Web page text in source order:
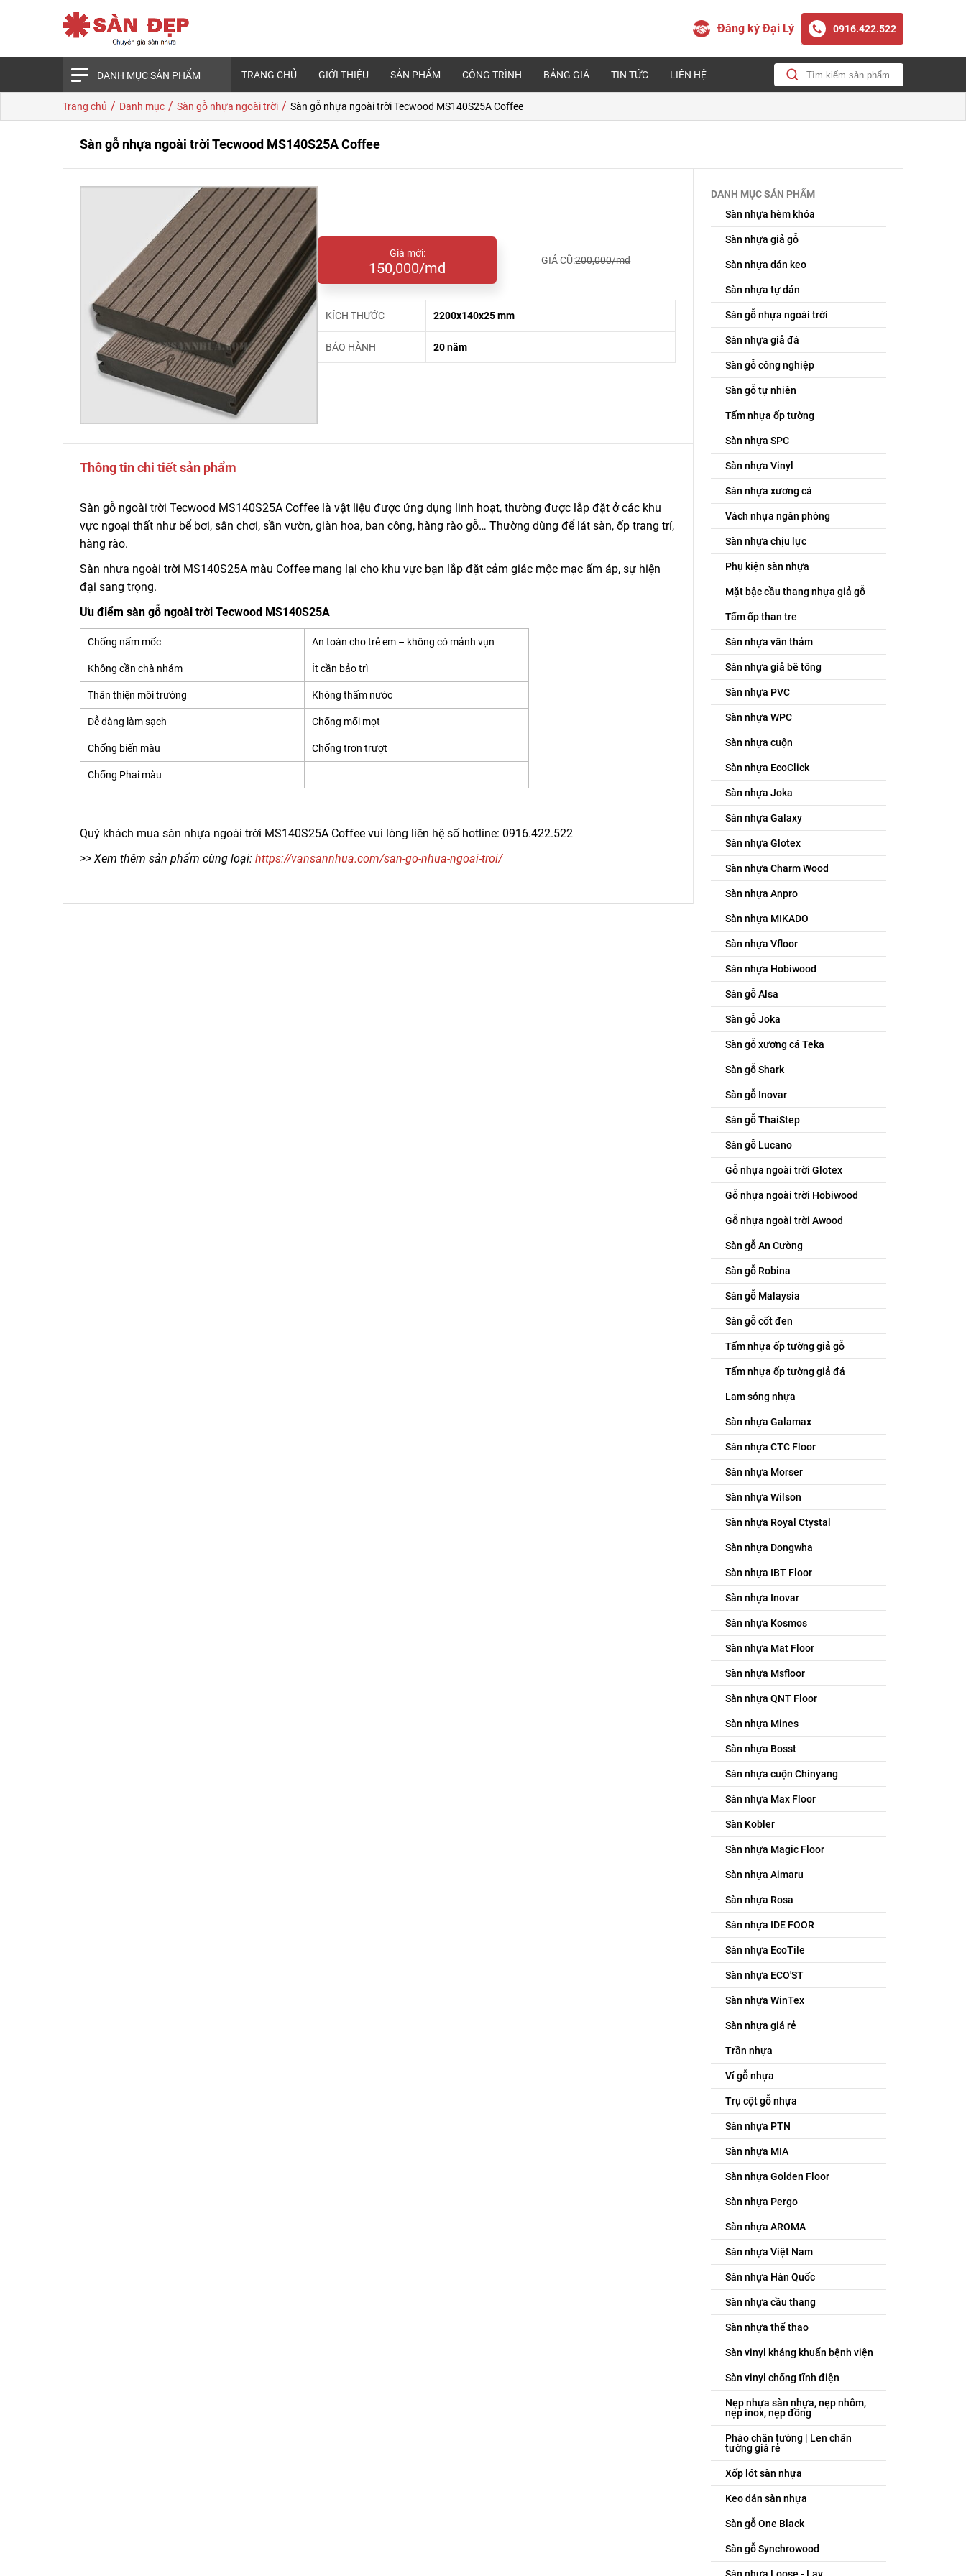
Đăng ký Đại Lý 0916.422.522
DANH MỤC SẢN PHẨM TRANG CHỦ GIỚI THIỆU SẢN PHẨM CÔNG TRÌNH BẢNG GIÁ TIN TỨC LIÊN HỆ
Trang chủ / Danh mục / Sàn gỗ nhựa ngoài trời / Sàn gỗ nhựa ngoài trời Tecwood MS140S25A Coffee
Sàn gỗ nhựa ngoài trời Tecwood MS140S25A Coffee
Giá mới:
150,000/md GIÁ CŨ:200,000/md
KÍCH THƯỚC 2200x140x25 mm
BẢO HÀNH 20 năm
Thông tin chi tiết sản phẩm
Sàn gỗ ngoài trời Tecwood MS140S25A Coffee là vật liệu được ứng dụng linh hoạt, thường được lắp đặt ở các khu
vực ngoại thất như bể bơi, sân chơi, sần vườn, giàn hoa, ban công, hàng rào gỗ… Thường dùng để lát sàn, ốp trang trí,
hàng rào.
Sàn nhựa ngoài trời MS140S25A màu Coffee mang lại cho khu vực bạn lắp đặt cảm giác mộc mạc ấm áp, sự hiện
đại sang trọng.
Ưu điểm sàn gỗ ngoài trời Tecwood MS140S25A
Chống nấm mốc An toàn cho trẻ em – không có mảnh vụn
Không cần chà nhám Ít cần bảo trì
Thân thiện môi trường Không thấm nước
Dễ dàng làm sạch Chống mối mọt
Chống biến màu Chống trơn trượt
Chống Phai màu
Quý khách mua sàn nhựa ngoài trời MS140S25A Coffee vui lòng liên hệ số hotline: 0916.422.522
>> Xem thêm sản phẩm cùng loại: https://vansannhua.com/san-go-nhua-ngoai-troi/
DANH MỤC SẢN PHẨM
Sàn nhựa hèm khóa
Sàn nhựa giả gỗ
Sàn nhựa dán keo
Sàn nhựa tự dán
Sàn gỗ nhựa ngoài trời
Sàn nhựa giả đá
Sàn gỗ công nghiệp
Sàn gỗ tự nhiên
Tấm nhựa ốp tường
Sàn nhựa SPC
Sàn nhựa Vinyl
Sàn nhựa xương cá
Vách nhựa ngăn phòng
Sàn nhựa chịu lực
Phụ kiện sàn nhựa
Mặt bậc cầu thang nhựa giả gỗ
Tấm ốp than tre
Sàn nhựa vân thảm
Sàn nhựa giả bê tông
Sàn nhựa PVC
Sàn nhựa WPC
Sàn nhựa cuộn
Sàn nhựa EcoClick
Sàn nhựa Joka
Sàn nhựa Galaxy
Sàn nhựa Glotex
Sàn nhựa Charm Wood
Sàn nhựa Anpro
Sàn nhựa MIKADO
Sàn nhựa Vfloor
Sàn nhựa Hobiwood
Sàn gỗ Alsa
Sàn gỗ Joka
Sàn gỗ xương cá Teka
Sàn gỗ Shark
Sàn gỗ Inovar
Sàn gỗ ThaiStep
Sàn gỗ Lucano
Gỗ nhựa ngoài trời Glotex
Gỗ nhựa ngoài trời Hobiwood
Gỗ nhựa ngoài trời Awood
Sàn gỗ An Cường
Sàn gỗ Robina
Sàn gỗ Malaysia
Sàn gỗ cốt đen
Tấm nhựa ốp tường giả gỗ
Tấm nhựa ốp tường giả đá
Lam sóng nhựa
Sàn nhựa Galamax
Sàn nhựa CTC Floor
Sàn nhựa Morser
Sàn nhựa Wilson
Sàn nhựa Royal Ctystal
Sàn nhựa Dongwha
Sàn nhựa IBT Floor
Sàn nhựa Inovar
Sàn nhựa Kosmos
Sàn nhựa Mat Floor
Sàn nhựa Msfloor
Sàn nhựa QNT Floor
Sàn nhựa Mines
Sàn nhựa Bosst
Sàn nhựa cuộn Chinyang
Sàn nhựa Max Floor
Sàn Kobler
Sàn nhựa Magic Floor
Sàn nhựa Aimaru
Sàn nhựa Rosa
Sàn nhựa IDE FOOR
Sàn nhựa EcoTile
Sàn nhựa ECO'ST
Sàn nhựa WinTex
Sàn nhựa giá rẻ
Trần nhựa
Vỉ gỗ nhựa
Trụ cột gỗ nhựa
Sàn nhựa PTN
Sàn nhựa MIA
Sàn nhựa Golden Floor
Sàn nhựa Pergo
Sàn nhựa AROMA
Sàn nhựa Việt Nam
Sàn nhựa Hàn Quốc
Sàn nhựa cầu thang
Sàn nhựa thể thao
Sàn vinyl kháng khuẩn bệnh viện
Sàn vinyl chống tĩnh điện
Nẹp nhựa sàn nhựa, nẹp nhôm,
nẹp inox, nẹp đồng
Phào chân tường | Len chân
tường giá rẻ
Xốp lót sàn nhựa
Keo dán sàn nhựa
Sàn gỗ One Black
Sàn gỗ Synchrowood